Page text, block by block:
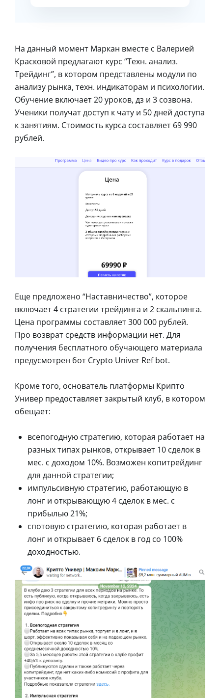
На данный момент Маркан вместе с Валерией
Красковой предлагают курс “Техн. анализ.
Трейдинг”, в котором представлены модули по
анализу рынка, техн. индикаторам и психологии.
Обучение включает 20 уроков, дз и 3 созвона.
Ученики получат доступ к чату и 50 дней доступа
к занятиям. Стоимость курса составляет 69 990
рублей.
Еще предложено “Наставничество”, которое
включает 4 стратегии трейдинга и 2 скальпинга.
Цена программы составляет 300 000 рублей.
Про возврат средств информации нет. Для
получения бесплатного обучающего материала
предусмотрен бот Crypto Univer Ref bot.
Кроме того, основатель платформы Крипто
Универ предоставляет закрытый клуб, в котором
обещает:
всепогодную стратегию, которая работает на
разных типах рынков, открывает 10 сделок в
мес. с доходом 10%. Возможен копитрейдинг
для данной стратегии;
импульсивную стратегию, работающую в
лонг и открывающую 4 сделок в мес. с
прибылью 21%;
спотовую стратегию, которая работает в
лонг и открывает 6 сделок в год со 100%
доходностью.